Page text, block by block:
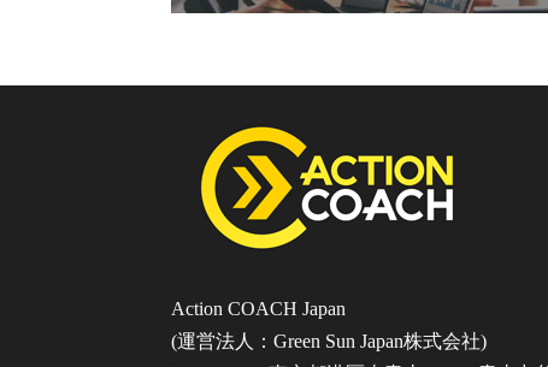
Action COACH Japan
(運営法人：Green Sun Japan株式会社)